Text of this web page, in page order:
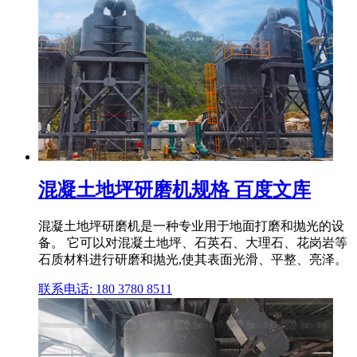
混凝土地坪研磨机规格 百度文库
混凝土地坪研磨机是一种专业用于地面打磨和抛光的设
备。 它可以对混凝土地坪、石英石、大理石、花岗岩等
石质材料进行研磨和抛光,使其表面光滑、平整、亮泽。
联系电话: 180 3780 8511